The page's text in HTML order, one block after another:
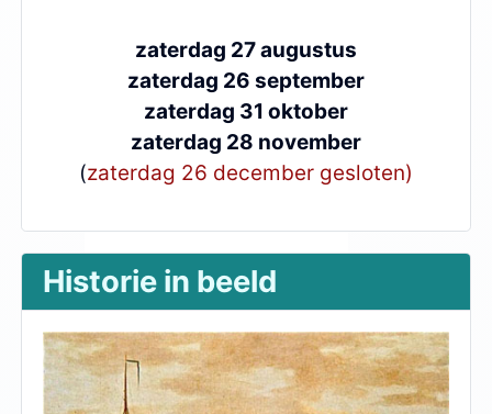
zaterdag 27 augustus
zaterdag 26 september
zaterdag 31 oktober
zaterdag 28 november
(zaterdag 26 december gesloten)
Historie in beeld